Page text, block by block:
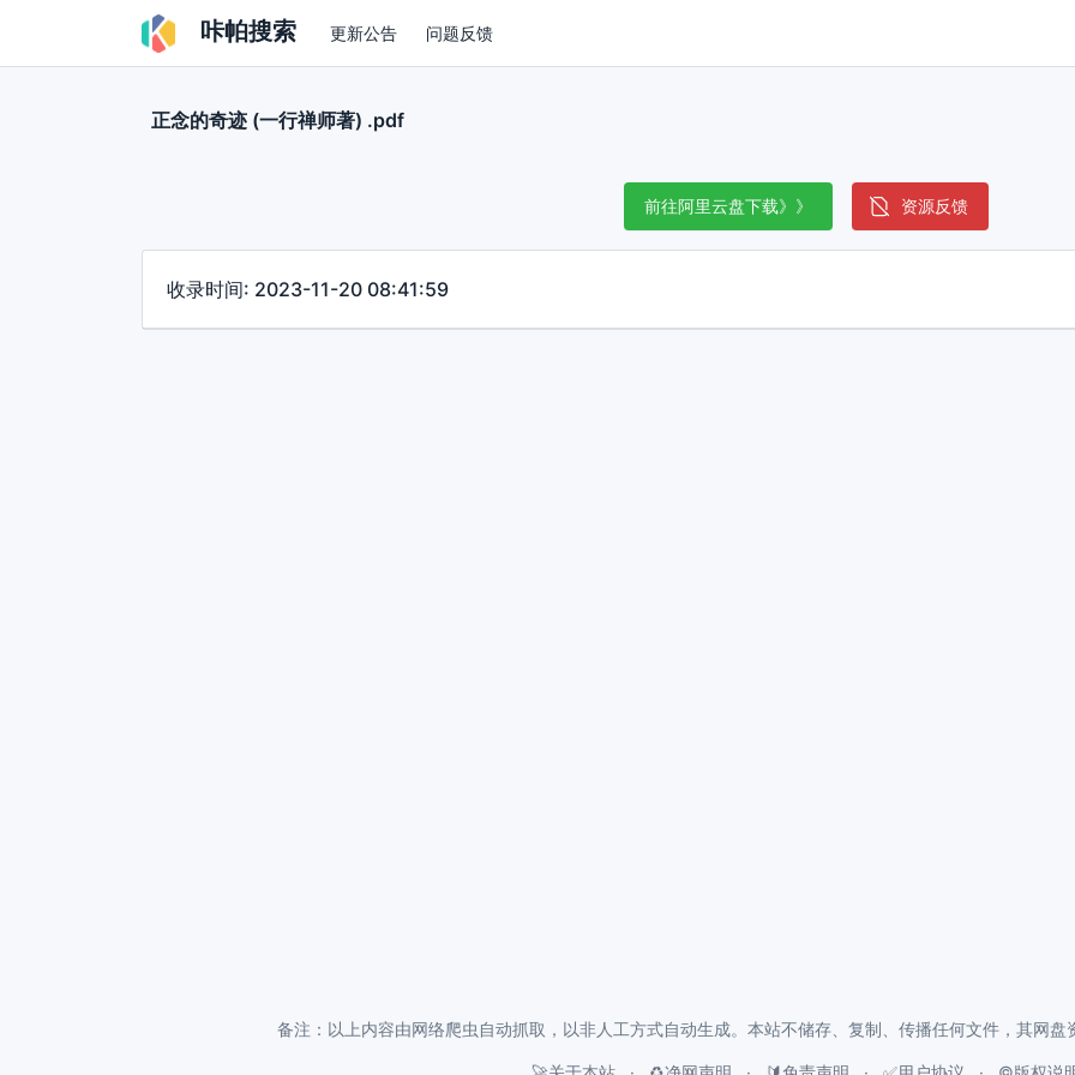
咔帕搜索 更新公告 问题反馈
正念的奇迹 (一行禅师著) .pdf
前往阿里云盘下载》》 资源反馈
收录时间: 2023-11-20 08:41:59
备注：以上内容由网络爬虫自动抓取，以非人工方式自动生成。本站不储存、复制、传播任何文件，其网盘